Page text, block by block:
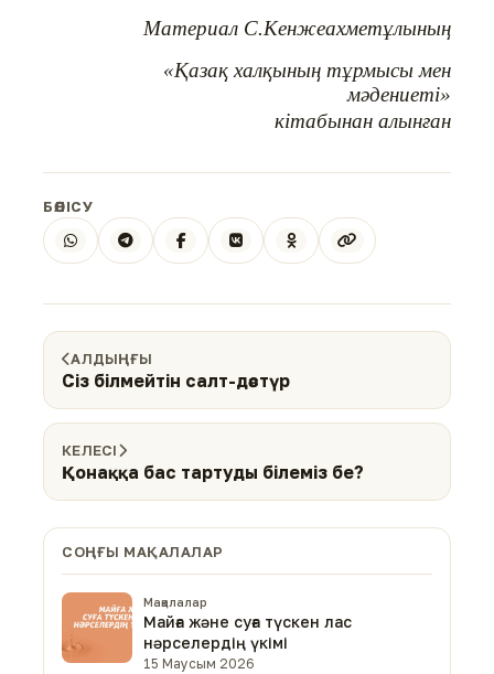
Материал С.Кенжеахметұлының
«Қазақ халқының тұрмысы мен
мәдениеті»
кітабынан алынған
БӨЛІСУ
АЛДЫҢҒЫ
Сіз білмейтін салт-дәстүр
КЕЛЕСІ
Қонаққа бас тартуды білеміз бе?
СОҢҒЫ МАҚАЛАЛАР
Мақалалар
Майға және суға түскен лас
нәрселердің үкімі
15 Маусым 2026